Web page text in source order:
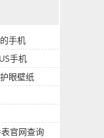
手机
手机
眼壁纸
官网查询